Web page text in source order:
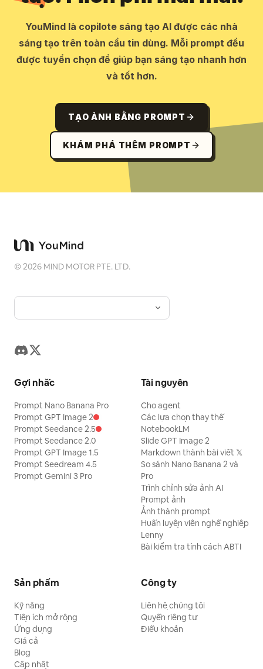
YouMind là copilote sáng tạo AI được các nhà
sáng tạo trên toàn cầu tin dùng. Mỗi prompt đều
được tuyển chọn để giúp bạn sáng tạo nhanh hơn
và tốt hơn.
TẠO ẢNH BẰNG PROMPT
KHÁM PHÁ THÊM PROMPT
©2026 MIND MOTOR PTE. LTD.
Gợi nhắc
Prompt Nano Banana Pro
Prompt GPT Image 2
Prompt Seedance 2.5
Prompt Seedance 2.0
Prompt GPT Image 1.5
Prompt Seedream 4.5
Prompt Gemini 3 Pro
Tài nguyên
Cho agent
Các lựa chọn thay thế
NotebookLM
Slide GPT Image 2
Markdown thành bài viết 𝕏
So sánh Nano Banana 2 và
Pro
Trình chỉnh sửa ảnh AI
Prompt ảnh
Ảnh thành prompt
Huấn luyện viên nghề nghiệp
Lenny
Bài kiểm tra tính cách ABTI
Sản phẩm
Kỹ năng
Tiện ích mở rộng
Ứng dụng
Giá cả
Blog
Cập nhật
Công ty
Liên hệ chúng tôi
Quyền riêng tư
Điều khoản